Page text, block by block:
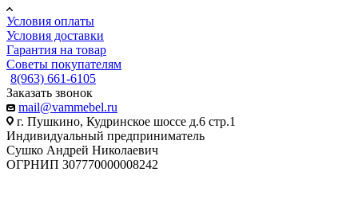
Условия оплаты
Условия доставки
Гарантия на товар
Советы покупателям
8(963) 661-6105
Заказать звонок
mail@vammebel.ru
г. Пушкино, Кудринское шоссе д.6 стр.1
Индивидуальный предприниматель
Сушко Андрей Николаевич
ОГРНИП 307770000008242